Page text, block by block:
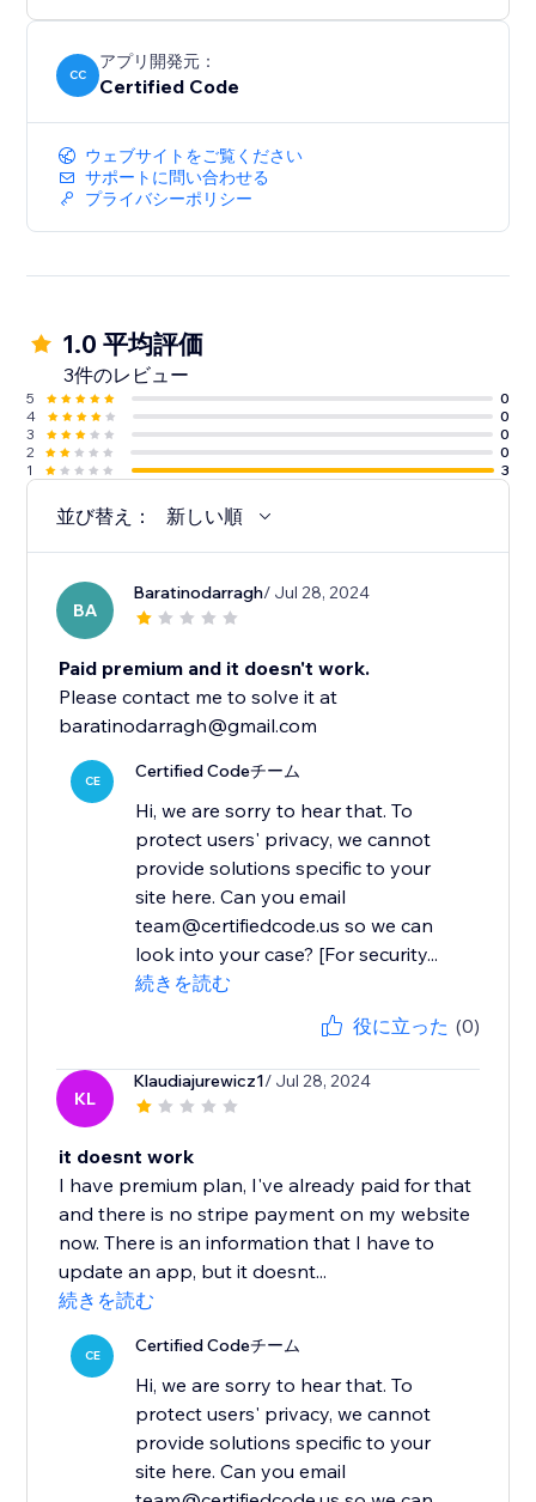
CC
アプリ開発元：
Certified Code
ウェブサイトをご覧ください
サポートに問い合わせる
プライバシーポリシー
1.0 平均評価
3件のレビュー
5
0
4
0
3
0
2
0
1
3
並び替え： 新しい順
BA
Baratinodarragh/ Jul 28, 2024
Paid premium and it doesn't work.
Please contact me to solve it at
baratinodarragh@gmail.com
CE Certified Codeチーム
Hi, we are sorry to hear that. To
protect users' privacy, we cannot
provide solutions specific to your
site here. Can you email
team@certifiedcode.us so we can
look into your case? [For security...
続きを読む
役に立った (0)
KL
Klaudiajurewicz1/ Jul 28, 2024
it doesnt work
I have premium plan, I've already paid for that
and there is no stripe payment on my website
now. There is an information that I have to
update an app, but it doesnt...
続きを読む
CE Certified Codeチーム
Hi, we are sorry to hear that. To
protect users' privacy, we cannot
provide solutions specific to your
site here. Can you email